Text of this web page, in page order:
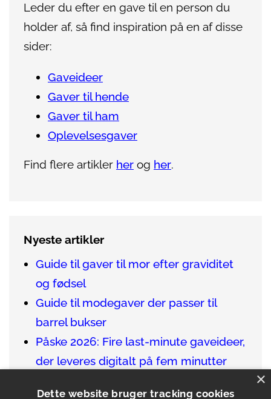
Leder du efter en gave til en person du
holder af, så find inspiration på en af disse
sider:
Gaveideer
Gaver til hende
Gaver til ham
Oplevelsesgaver
Find flere artikler her og her.
Nyeste artikler
Guide til gaver til mor efter graviditet
og fødsel
Guide til modegaver der passer til
barrel bukser
Påske 2026: Fire last-minute gaveideer,
der leveres digitalt på fem minutter
Dette website bruger tracking cookies
×